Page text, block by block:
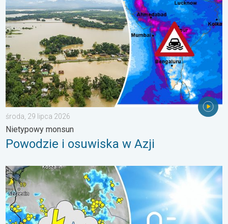
środa, 29 lipca 2026
Nietypowy monsun
Powodzie i osuwiska w Azji
Silny upał i gwałtowne burze. Niebezpieczna mieszanka. . .